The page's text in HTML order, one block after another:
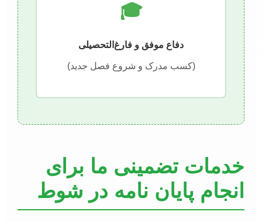
🎓
دفاع موفق و فارغ‌التحصیلی
(کسب مدرک و شروع فصل جدید)
خدمات تضمینی ما برای
انجام پایان نامه در شوط